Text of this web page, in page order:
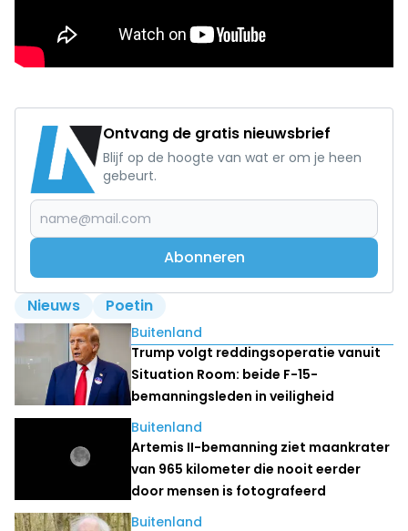
Ontvang de gratis nieuwsbrief
Blijf op de hoogte van wat er om je heen
gebeurt.
Abonneren
Nieuws Poetin
Lees ook
Buitenland
Trump volgt reddingsoperatie vanuit
Situation Room: beide F-15-
bemanningsleden in veiligheid
Buitenland
Artemis II-bemanning ziet maankrater
van 965 kilometer die nooit eerder
door mensen is fotografeerd
Buitenland